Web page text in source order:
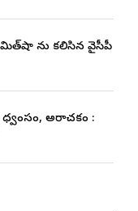
ను కలిసిన వైసీపీ
అరాచకం :